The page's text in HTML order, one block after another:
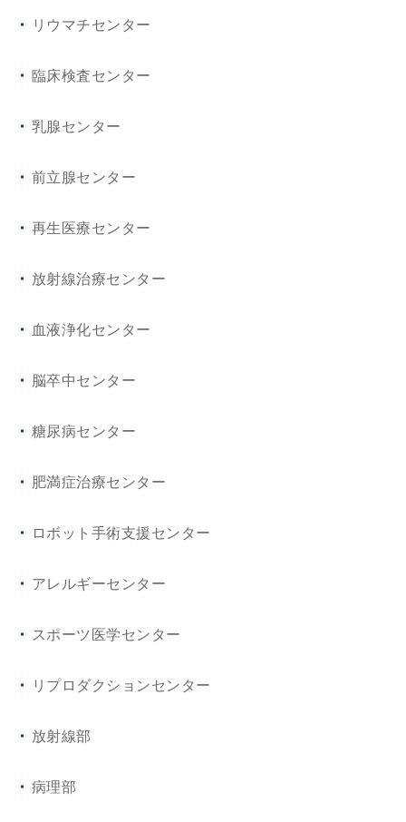
リウマチセンター
臨床検査センター
乳腺センター
前立腺センター
再生医療センター
放射線治療センター
血液浄化センター
脳卒中センター
糖尿病センター
肥満症治療センター
ロボット手術支援センター
アレルギーセンター
スポーツ医学センター
リプロダクションセンター
放射線部
病理部